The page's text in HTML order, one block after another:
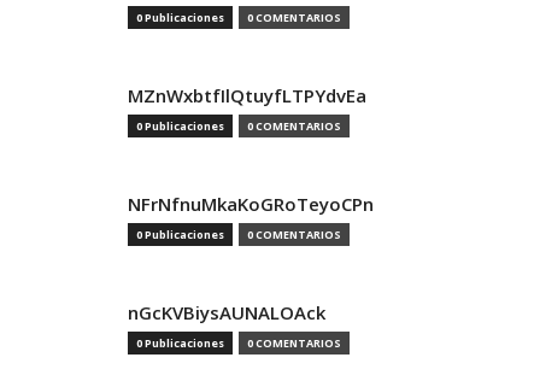
0 Publicaciones 0 COMENTARIOS
MZnWxbtfIlQtuyfLTPYdvEa
0 Publicaciones 0 COMENTARIOS
NFrNfnuMkaKoGRoTeyoCPn
0 Publicaciones 0 COMENTARIOS
nGcKVBiysAUNALOAck
0 Publicaciones 0 COMENTARIOS